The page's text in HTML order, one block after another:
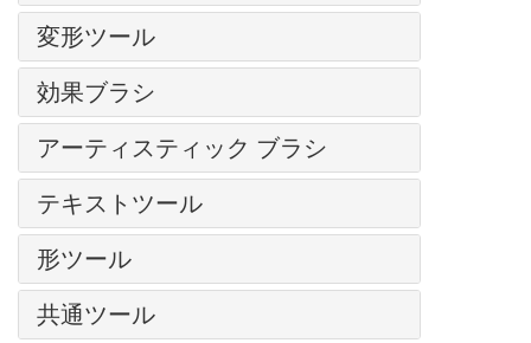
油絵効果
デジタルアート
爆発効果
古い写真の復元
ハイパス
カメレオンブラシ
プラグインの導入方法
テクスチャブラシ
ブラシエディター: シェイプを選択
印刷
プログラムの環境設定
ホットキー
色
スウォッチ
色相環
アクション
ファイル情報
カラー ルックアップ (3D LUT)
反転
しきい値
ポスタリゼーション
白黒
グラデーション マップ
非彩色
カラー マッチ
色の置き換え
均一化
— 粗いエッジ(縁）
ぼかし効果
ブラシ ストローク
チャンネル ミキサー
画像結合
ディスト―ション
ドロップシャドウ
グラマー効果
グリッチアート
Neon
Noise Buster
Points
SmartMask
被写体の選択 AI
主被写体を選択 AI
色範囲
エッジの微調整
選択範囲の修正
選択コマンド
スプレーツール
再カラーブラシ
テクスチャブラシ
消しゴム
履歴ブラシ
塗りつぶし
グラデーションでの塗りつぶし
クローンスタンプ
カメレオン ブラシ
調整ブラシ
スポットリムーバー
赤目除去
歯のホワイトニング
変形ツール
手前に変形
奥に変形
膨張変形
しわ変形
ねじり変形
変形再構成
効果ブラシ
フラッフィー ブラシ
ヘア ブラシ
ブリストル ブラシ
スレッド ブラシ
ベール ブラシ
スモーク ブラシ
アーティスティック ブラシ
油絵用ブラシ
ローラー
フェルトペン
チョーク
鉛筆(アーティスティック)
テキストツール
テキストツール
パス上にテキスト ツール
形ツール
形の編集
形の塗りつぶし
共通ツール